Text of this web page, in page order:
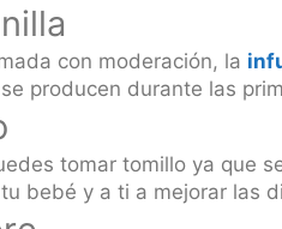
con moderación, la
producen durante las
tomar tomillo ya que
bebé y a ti a mejorar las